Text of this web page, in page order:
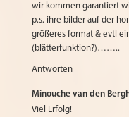
wir kommen garantiert
p.s. ihre bilder auf der
größeres format & evtl
(blätterfunktion?)……..
Antworten
Minouche van den
Viel Erfolg!